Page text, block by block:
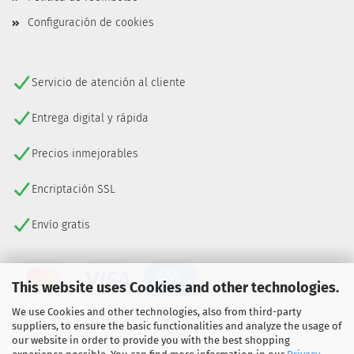
This website uses Cookies and other technologies.
We use Cookies and other technologies, also from third-party
suppliers, to ensure the basic functionalities and analyze the usage of
our website in order to provide you with the best shopping
Configuración de cookies
Servicio de atención al cliente
Entrega digital y rápida
Precios inmejorables
Encriptación SSL
Envío gratis